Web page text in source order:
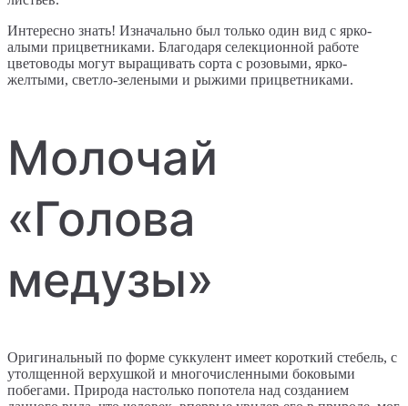
Интересно знать! Изначально был только один вид с ярко-
алыми прицветниками. Благодаря селекционной работе
цветоводы могут выращивать сорта с розовыми, ярко-
желтыми, светло-зелеными и рыжими прицветниками.
Молочай
«Голова
медузы»
Оригинальный по форме суккулент имеет короткий стебель, с
утолщенной верхушкой и многочисленными боковыми
побегами. Природа настолько попотела над созданием